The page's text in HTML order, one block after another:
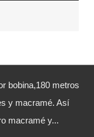
bobina,180 metros
y macramé. Así
macramé y...